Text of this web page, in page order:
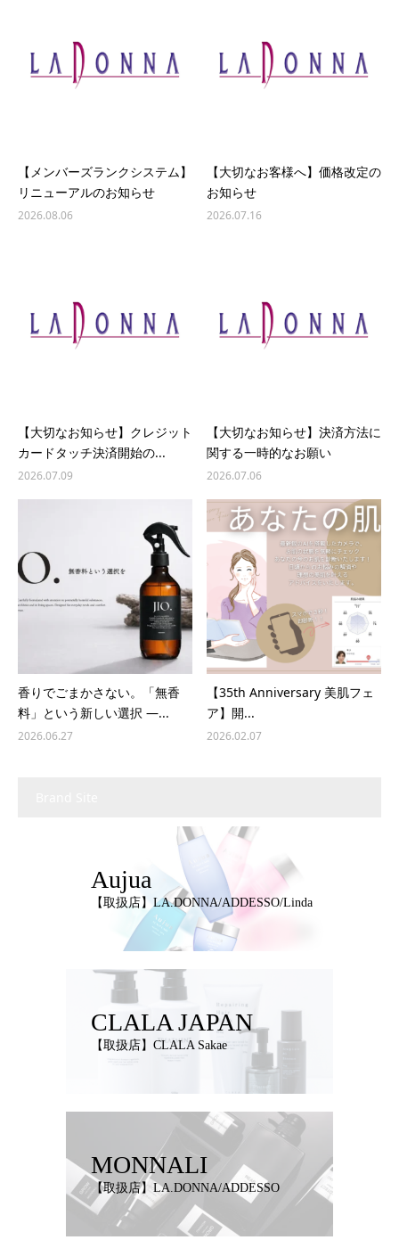
【メンバーズランクシステム】
リニューアルのお知らせ
2026.08.06
【大切なお客様へ】価格改定の
お知らせ
2026.07.16
【大切なお知らせ】クレジット
カードタッチ決済開始の...
2026.07.09
【大切なお知らせ】決済方法に
関する一時的なお願い
2026.07.06
香りでごまかさない。「無香
料」という新しい選択 ―...
2026.06.27
【35th Anniversary 美肌フェ
ア】開...
2026.02.07
Aujua
【取扱店】LA.DONNA/ADDESSO/Linda
CLALA JAPAN
【取扱店】CLALA Sakae
MONNALI
【取扱店】LA.DONNA/ADDESSO